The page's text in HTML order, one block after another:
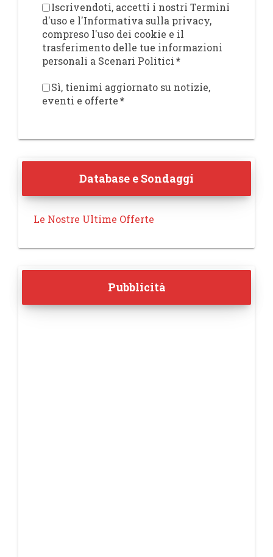
Iscrivendoti, accetti i nostri Termini
d'uso e l'Informativa sulla privacy,
compreso l'uso dei cookie e il
trasferimento delle tue informazioni
personali a Scenari Politici*
Sì, tienimi aggiornato su notizie,
eventi e offerte*
Database e Sondaggi
Le Nostre Ultime Offerte
Pubblicità